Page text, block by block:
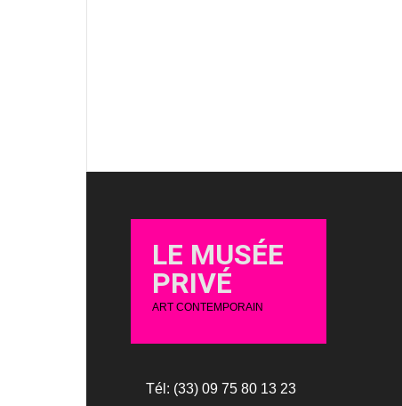
LE MUSÉE
PRIVÉ
ART CONTEMPORAIN
Tél: (33) 09 75 80 13 23